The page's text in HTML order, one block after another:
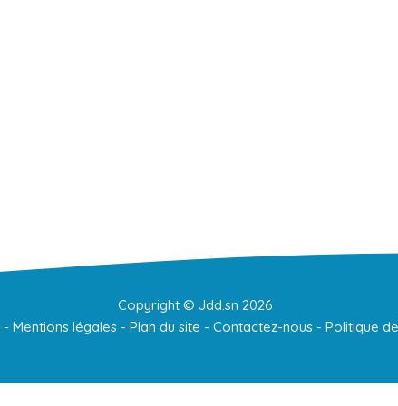
Copyright © Jdd.sn 2026
- Mentions légales - Plan du site - Contactez-nous - Politique